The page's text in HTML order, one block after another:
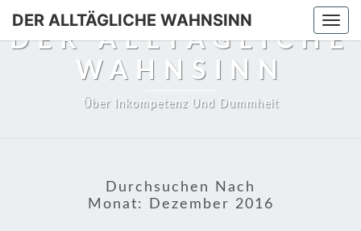
DER ALLTÄGLICHE WAHNSINN
DER ALLTÄGLICHE
WAHNSINN
Über Inkompetenz Und Dummheit
Durchsuchen Nach
Monat:
Dezember 2016